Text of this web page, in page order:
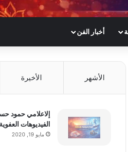
أخبار الفن
الأشهر الأخيرة
إلاعلامي حمود
الفيديوهات
مايو 19, 2020